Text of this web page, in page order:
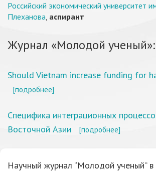
Российский экономический университет
Плеханова, аспирант
Журнал «Молодой ученый»:
Should Vietnam increase funding for
[подробнее]
Специфика интеграционных
Восточной Азии
[подробнее]
Научный журнал “Молодой ученый” в